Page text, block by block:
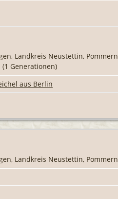
Landkreis Neustettin, Pommern
(1 Generationen)
aus Berlin
Landkreis Neustettin, Pommern